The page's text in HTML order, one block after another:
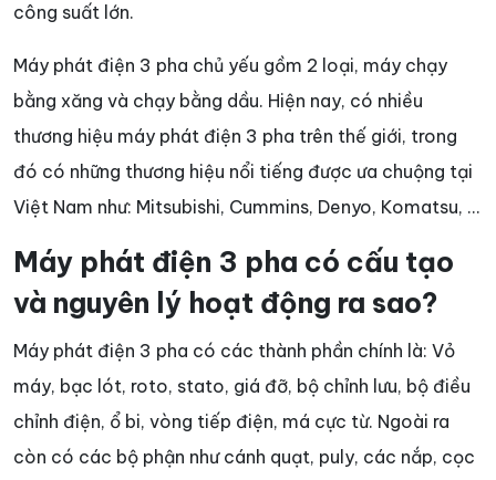
công suất lớn.
Máy phát điện 3 pha chủ yếu gồm 2 loại, máy chạy
bằng xăng và chạy bằng dầu. Hiện nay, có nhiều
thương hiệu máy phát điện 3 pha trên thế giới, trong
đó có những thương hiệu nổi tiếng được ưa chuộng tại
Việt Nam như: Mitsubishi, Cummins, Denyo, Komatsu, …
Máy phát điện 3 pha có cấu tạo
và nguyên lý hoạt động ra sao?
Máy phát điện 3 pha có các thành phần chính là: Vỏ
máy, bạc lót, roto, stato, giá đỡ, bộ chỉnh lưu, bộ điều
chỉnh điện, ổ bi, vòng tiếp điện, má cực từ. Ngoài ra
còn có các bộ phận như cánh quạt, puly, các nắp, cọc